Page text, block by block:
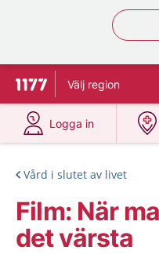
Till startsidan för 1177
Välj region
Logga in
på 1177.se
Vård i slutet av livet
Film: När
det värsta